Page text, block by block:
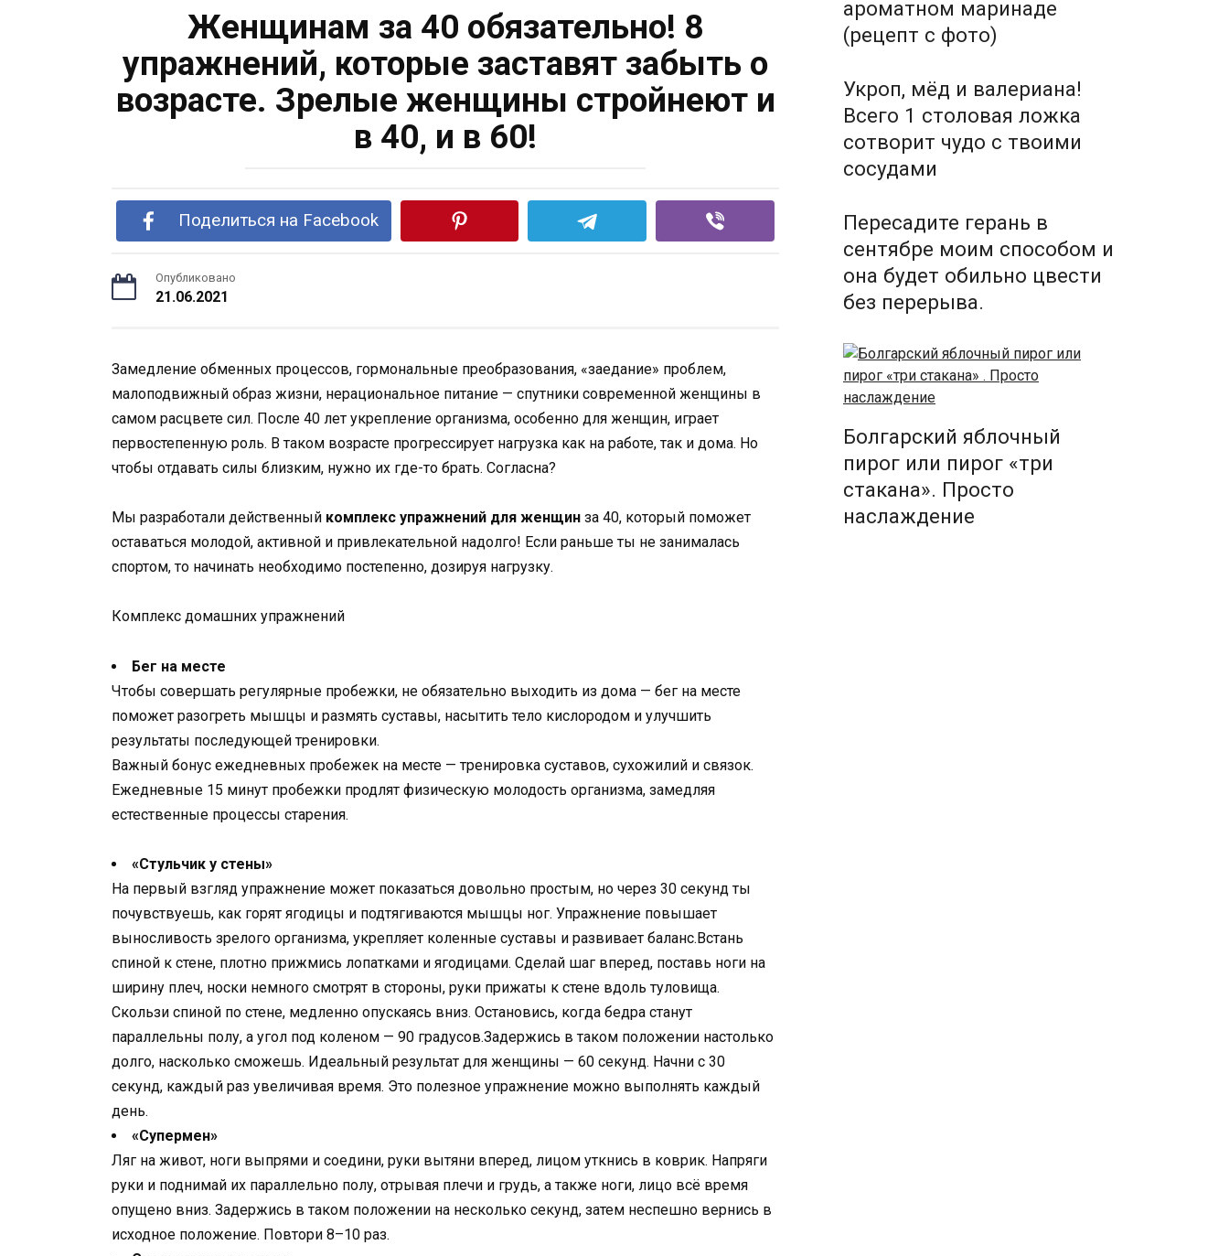
Женщинам за 40 обязательно! 8
упражнений, которые заставят забыть о
возрасте. Зрелые женщины стройнеют и
в 40, и в 60!
Поделиться на Facebook
Опубликовано
21.06.2021
Замедление обменных процессов, гормональные преобразования, «заедание» проблем,
малоподвижный образ жизни, нерациональное питание — спутники современной женщины в
самом расцвете сил. После 40 лет укрепление организма, особенно для женщин, играет
первостепенную роль. В таком возрасте прогрессирует нагрузка как на работе, так и дома. Но
чтобы отдавать силы близким, нужно их где-то брать. Согласна?
Мы разработали действенный комплекс упражнений для женщин за 40, который поможет
оставаться молодой, активной и привлекательной надолго! Если раньше ты не занималась
спортом, то начинать необходимо постепенно, дозируя нагрузку.
Комплекс домашних упражнений
Бег на месте
Чтобы совершать регулярные пробежки, не обязательно выходить из дома — бег на месте
поможет разогреть мышцы и размять суставы, насытить тело кислородом и улучшить
результаты последующей тренировки.
Важный бонус ежедневных пробежек на месте — тренировка суставов, сухожилий и связок.
Ежедневные 15 минут пробежки продлят физическую молодость организма, замедляя
естественные процессы старения.
«Стульчик у стены»
На первый взгляд упражнение может показаться довольно простым, но через 30 секунд ты
почувствуешь, как горят ягодицы и подтягиваются мышцы ног. Упражнение повышает
выносливость зрелого организма, укрепляет коленные суставы и развивает баланс.Встань
спиной к стене, плотно прижмись лопатками и ягодицами. Сделай шаг вперед, поставь ноги на
ширину плеч, носки немного смотрят в стороны, руки прижаты к стене вдоль туловища.
Скользи спиной по стене, медленно опускаясь вниз. Остановись, когда бедра станут
параллельны полу, а угол под коленом — 90 градусов.Задержись в таком положении настолько
долго, насколько сможешь. Идеальный результат для женщины — 60 секунд. Начни с 30
секунд, каждый раз увеличивая время. Это полезное упражнение можно выполнять каждый
день.
«Супермен»
Ляг на живот, ноги выпрями и соедини, руки вытяни вперед, лицом уткнись в коврик. Напряги
руки и поднимай их параллельно полу, отрывая плечи и грудь, а также ноги, лицо всё время
опущено вниз. Задержись в таком положении на несколько секунд, затем неспешно вернись в
исходное положение. Повтори 8–10 раз.
ароматном маринаде
(рецепт с фото)
Укроп, мёд и валериана!
Всего 1 столовая ложка
сотворит чудо с твоими
сосудами
Пересадите герань в
сентябре моим способом и
она будет обильно цвести
без перерыва.
Болгарский яблочный
пирог или пирог «три
стакана». Просто
наслаждение